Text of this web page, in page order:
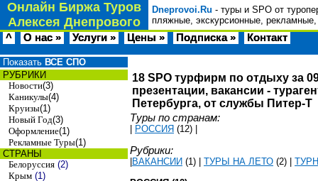
Онлайн Биржа Туров
Алексея Днепрового
Dneprovoi.Ru - туры и SPO от
пляжные, экскурсионные,
^ О нас » Услуги » Цены » Подписка » Контакт
Показать ВСЕ СПО
РУБРИКИ
Новости(3)
Каникулы(4)
Круизы(1)
Новый Год(3)
Оформление(1)
Рекламные Туры(1)
СТРАНЫ
Белоруссия (2)
Крым (1)
18 SPO турфирм по отдыху за
презентации, вакансии -
Петербурга, от службы Питер-Т
Туры по странам:
РОССИЯ (12)
Рубрики:
ВАКАНСИИ (1) ТУРЫ НА ЛЕТО (2)